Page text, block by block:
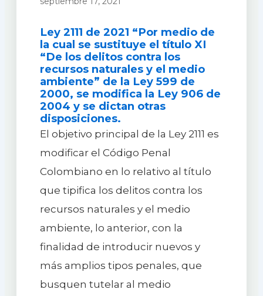
Ley 2111 de 2021 “Por medio de
la cual se sustituye el título XI
“De los delitos contra los
recursos naturales y el medio
ambiente” de la Ley 599 de
2000, se modifica la Ley 906 de
2004 y se dictan otras
disposiciones.
El objetivo principal de la Ley 2111 es
modificar el Código Penal
Colombiano en lo relativo al título
que tipifica los delitos contra los
recursos naturales y el medio
ambiente, lo anterior, con la
finalidad de introducir nuevos y
más amplios tipos penales, que
busquen tutelar al medio